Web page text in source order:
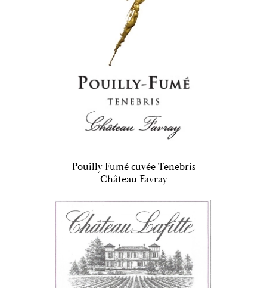
Pouilly Fumé cuvée Tenebris
Château Favray